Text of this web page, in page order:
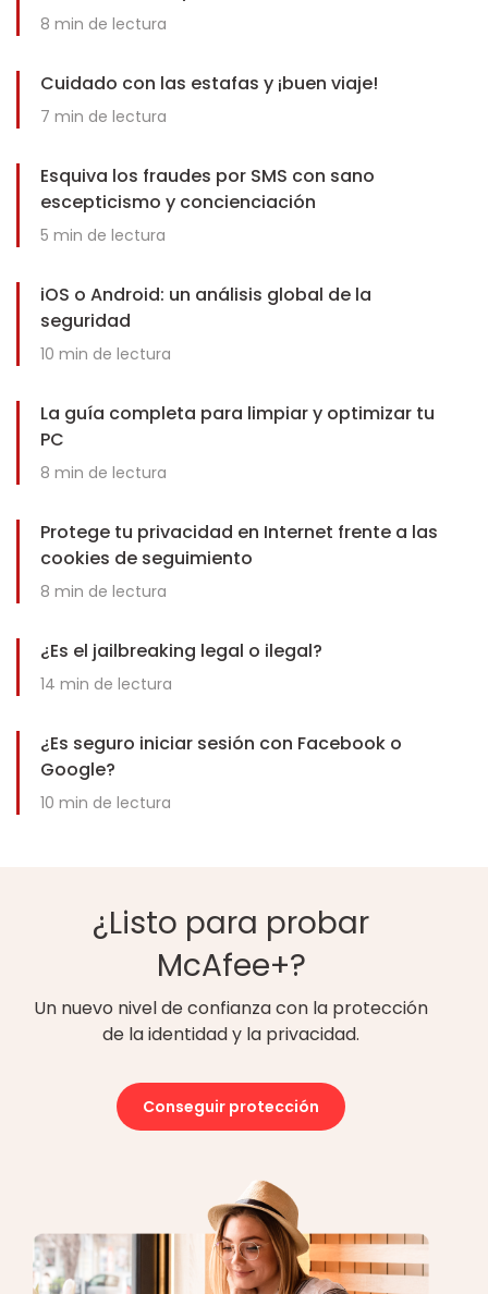
8 min de lectura
Cuidado con las estafas y ¡buen viaje!
7 min de lectura
Esquiva los fraudes por SMS con sano
escepticismo y concienciación
5 min de lectura
iOS o Android: un análisis global de la
seguridad
10 min de lectura
La guía completa para limpiar y optimizar tu
PC
8 min de lectura
Protege tu privacidad en Internet frente a las
cookies de seguimiento
8 min de lectura
¿Es el jailbreaking legal o ilegal?
14 min de lectura
¿Es seguro iniciar sesión con Facebook o
Google?
10 min de lectura
¿Listo para probar
McAfee+?
Un nuevo nivel de confianza con la protección
de la identidad y la privacidad.
Conseguir protección